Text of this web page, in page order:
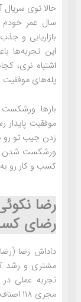
بازاریابی و
این تجربه‌ها
اشتباه نری،
پله‌های
بارها
موفقیت
ورشکست شدن
کسب و کار رو
رضا
رضای
داداش رضا (رضا
مجری ۱۱۸ اصناف ، چاپانه ، پلتفرم صفر تا هزار کسب‌وکار و …